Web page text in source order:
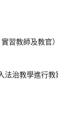
習教師及教官
治教學進行教